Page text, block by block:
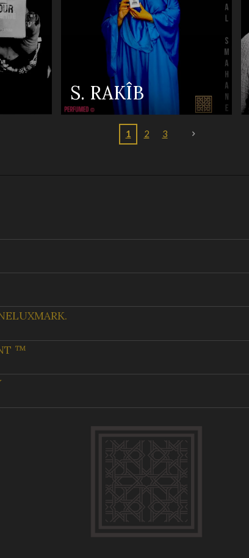
S. RAKÎB
1 2 3
™